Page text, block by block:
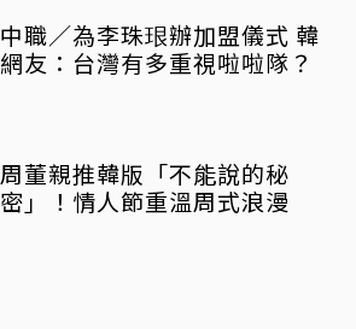
中職／為李珠珢辦加盟儀式 韓
網友：台灣有多重視啦啦隊？
周董親推韓版「不能說的秘
密」！情人節重溫周式浪漫